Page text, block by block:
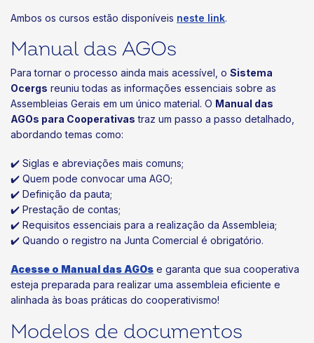
Ambos os cursos estão disponíveis neste link.
Manual das AGOs
Para tornar o processo ainda mais acessível, o Sistema
Ocergs reuniu todas as informações essenciais sobre as
Assembleias Gerais em um único material. O Manual das
AGOs para Cooperativas traz um passo a passo detalhado,
abordando temas como:
✔️ Siglas e abreviações mais comuns;
✔️ Quem pode convocar uma AGO;
✔️ Definição da pauta;
✔️ Prestação de contas;
✔️ Requisitos essenciais para a realização da Assembleia;
✔️ Quando o registro na Junta Comercial é obrigatório.
Acesse o Manual das AGOs e garanta que sua cooperativa
esteja preparada para realizar uma assembleia eficiente e
alinhada às boas práticas do cooperativismo!
Modelos de documentos